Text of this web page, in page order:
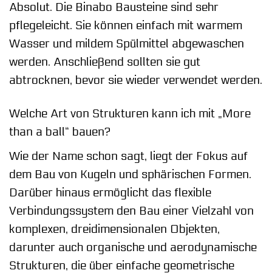
Absolut. Die Binabo Bausteine sind sehr
pflegeleicht. Sie können einfach mit warmem
Wasser und mildem Spülmittel abgewaschen
werden. Anschließend sollten sie gut
abtrocknen, bevor sie wieder verwendet werden.
Welche Art von Strukturen kann ich mit „More
than a ball“ bauen?
Wie der Name schon sagt, liegt der Fokus auf
dem Bau von Kugeln und sphärischen Formen.
Darüber hinaus ermöglicht das flexible
Verbindungssystem den Bau einer Vielzahl von
komplexen, dreidimensionalen Objekten,
darunter auch organische und aerodynamische
Strukturen, die über einfache geometrische